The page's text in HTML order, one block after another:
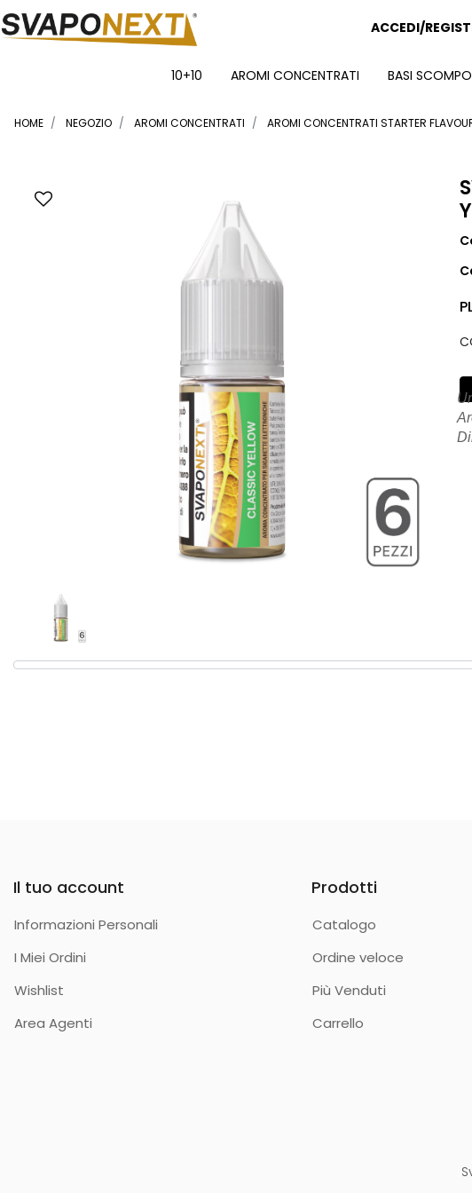
ACCEDI/
10+10 AROMI CONCENTRATI BASI
HOME NEGOZIO AROMI CONCENTRATI AROMI CONCENTRATI STARTER
Il tuo account
Informazioni Personali
I Miei Ordini
Wishlist
Area Agenti
Prodotti
Catalogo
Ordine veloce
Più Venduti
Carrello